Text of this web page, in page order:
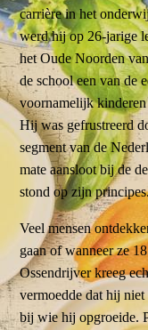
carrière in het
werd hij op 26-jarige
het Oude Noorden
de school een van de
voornamelijk
Hij was gefrustreerd
segment van de
mate aansloot bij de
stond op zijn
Veel mensen
gaan of wanneer ze
Ossendrijver kreeg
vermoedde dat hij
bij wie hij opgroeide.